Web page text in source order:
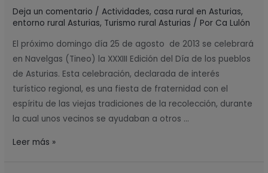
Deja un comentario /Actividades, casa rural en Asturias,
entorno rural Asturias, Turismo rural Asturias / Por Ca Lulón
El próximo domingo día 25 de agosto de 2013 se celebrará
en Navelgas (Tineo) la XXXIII Edición del Día de los pueblos
de Asturias. Esta celebración, declarada de interés
turístico regional, es una fiesta de fraternidad con el
espíritu de las viejas tradiciones de la recolección, durante
la cual unos vecinos se ayudaban a otros …
Asturias
(Navelgas)
Leer más »